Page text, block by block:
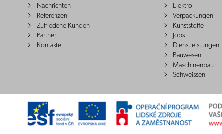
Nachrichten
Referenzen
Zufriedene Kunden
Partner
Kontakte
Elektro
Verpackungen
Kunststoffe
Jobs
Dienstleistungen
Bauwesen
Maschinenbau
Schweissen